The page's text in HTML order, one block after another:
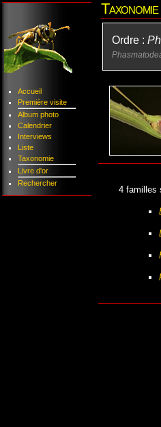
Accueil
Première visite
Album photo
Calendrier
Interviews
Liste
Taxonomie
Livre d'or
Rechercher
Taxonomie
Ordre :
4 familles